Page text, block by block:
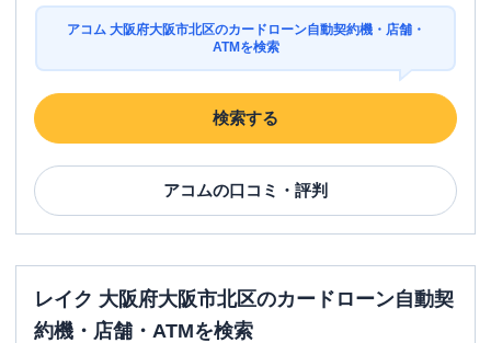
アコム 大阪府大阪市北区のカードローン自動契約機・店舗・
ATMを検索
検索する
アコムの口コミ・評判
レイク 大阪府大阪市北区のカードローン自動契
約機・店舗・ATMを検索